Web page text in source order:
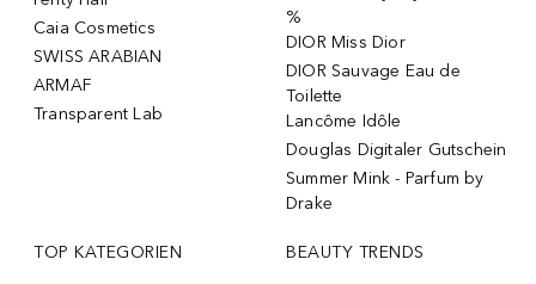
Caia Cosmetics
SWISS ARABIAN
ARMAF
Transparent Lab
%
DIOR Miss Dior
DIOR Sauvage Eau de
Toilette
Lancôme Idôle
Douglas Digitaler Gutschein
Summer Mink - Parfum by
Drake
TOP KATEGORIEN BEAUTY TRENDS